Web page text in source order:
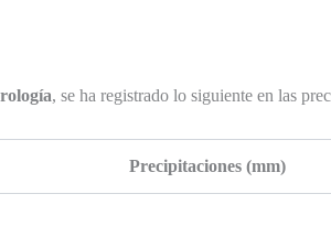
, se ha registrado lo siguiente en las
Precipitaciones (mm)